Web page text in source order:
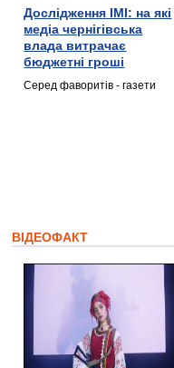
Дослідження ІМІ: на які
медіа чернігівська
влада витрачає
бюджетні гроші
Серед фаворитів - газети
ВІДЕОФАКТ